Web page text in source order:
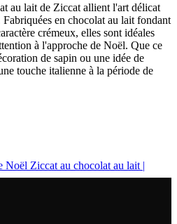
au lait de Ziccat allient l'art délicat
en chocolat au lait fondant
crémeux, elles sont idéales
à l'approche de Noël. Que ce
de sapin ou une idée de
touche italienne à la période de